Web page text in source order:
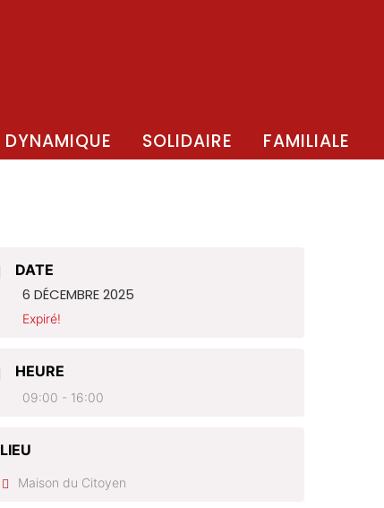
DYNAMIQUE SOLIDAIRE FAMILIALE
DATE
6 DÉCEMBRE 2025
Expiré!
HEURE
09:00 - 16:00
LIEU
Maison du Citoyen